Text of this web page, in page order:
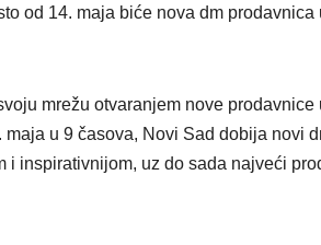
od 14. maja biće nova dm
mrežu otvaranjem nove prodavnice
u 9 časova, Novi Sad dobija novi
inspirativnijom, uz do sada najveći